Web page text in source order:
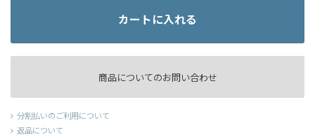
カートに入れる
商品についてのお問い合わせ
分割払いのご利用について
返品について